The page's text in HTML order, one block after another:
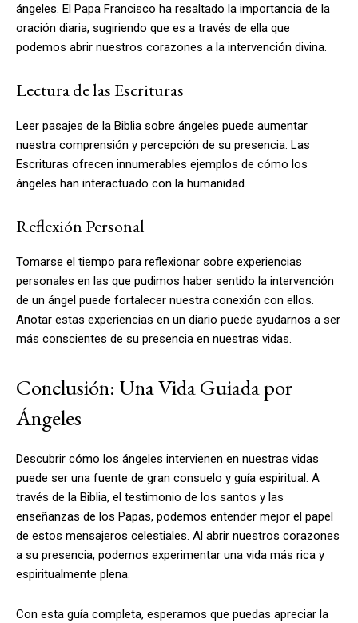
ángeles. El Papa Francisco ha resaltado la importancia de la
oración diaria, sugiriendo que es a través de ella que
podemos abrir nuestros corazones a la intervención divina.
Lectura de las Escrituras
Leer pasajes de la Biblia sobre ángeles puede aumentar
nuestra comprensión y percepción de su presencia. Las
Escrituras ofrecen innumerables ejemplos de cómo los
ángeles han interactuado con la humanidad.
Reflexión Personal
Tomarse el tiempo para reflexionar sobre experiencias
personales en las que pudimos haber sentido la intervención
de un ángel puede fortalecer nuestra conexión con ellos.
Anotar estas experiencias en un diario puede ayudarnos a ser
más conscientes de su presencia en nuestras vidas.
Conclusión: Una Vida Guiada por
Ángeles
Descubrir cómo los ángeles intervienen en nuestras vidas
puede ser una fuente de gran consuelo y guía espiritual. A
través de la Biblia, el testimonio de los santos y las
enseñanzas de los Papas, podemos entender mejor el papel
de estos mensajeros celestiales. Al abrir nuestros corazones
a su presencia, podemos experimentar una vida más rica y
espiritualmente plena.
Con esta guía completa, esperamos que puedas apreciar la